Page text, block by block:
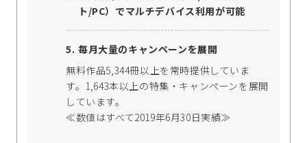
ト/PC）でマルチデバイス利用が可能
毎月大量のキャンペーンを展開
無料作品5,344冊以上を常時提供していま
す。1,643本以上の特集・キャンペーンを展開
しています。
≪数値はすべて2019年6月30日実績≫